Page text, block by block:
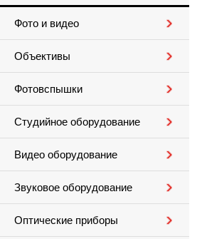
Фото и видео
Объективы
Фотовспышки
Студийное оборудование
Видео оборудование
Звуковое оборудование
Оптические приборы